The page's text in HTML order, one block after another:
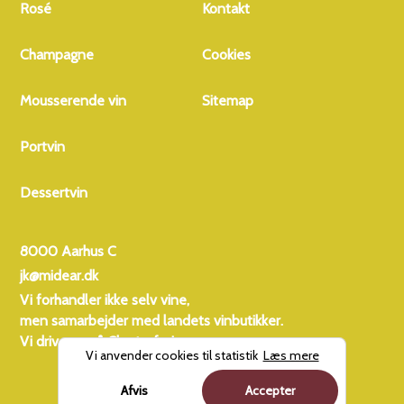
Rosé
Champagne
Mousserende vin
Portvin
Dessertvin
Kontakt
Cookies
Sitemap
8000 Aarhus C
jk@midear.dk
Vi forhandler ikke selv vine,
men samarbejder med landets vinbutikker.
Vi driver også Charterferien
Vi anvender cookies til statistik Læs mere
Afvis Accepter